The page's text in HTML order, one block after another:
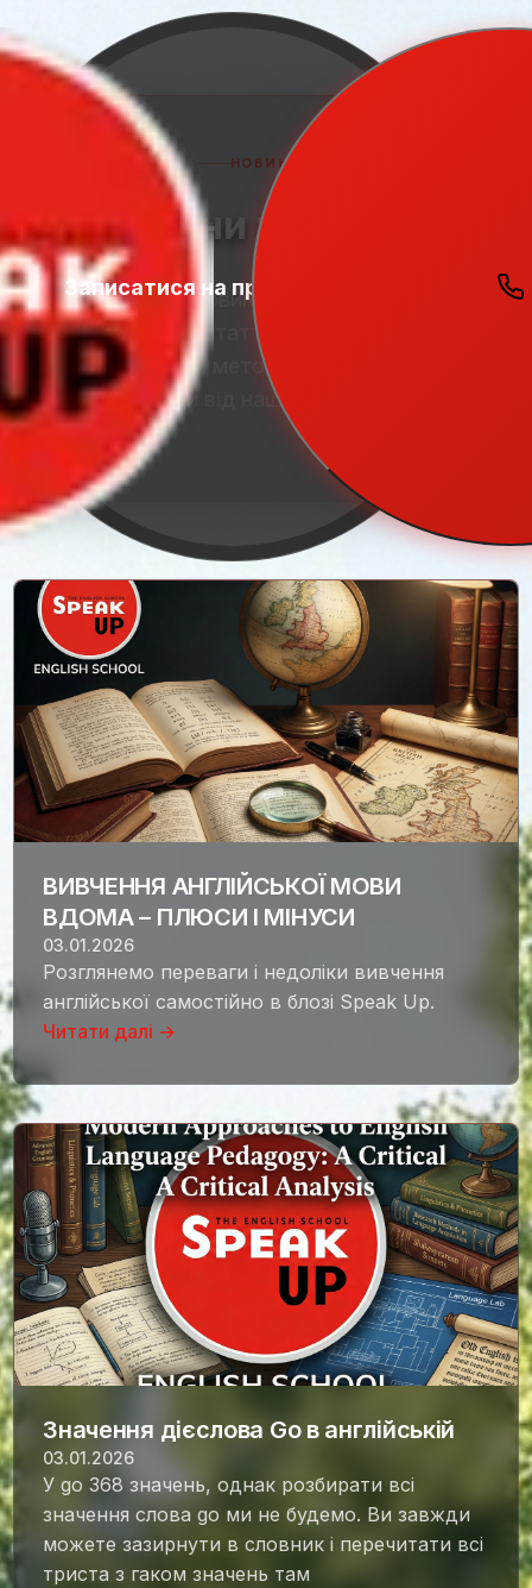
Записатися на пробний урок
Student
Zone
НОВИНИ
Новини та статті
Актуальні новини школи Speak Up,
корисні статті про вивчення
англійської, методики навчання та
поради від наших експертів
ВИВЧЕННЯ АНГЛІЙСЬКОЇ МОВИ
ВДОМА – ПЛЮСИ І МІНУСИ
03.01.2026
Розглянемо переваги і недоліки вивчення
англійської самостійно в блозі Speak Up.
Читати далі →
Значення дієслова Go в англійській
03.01.2026
У go 368 значень, однак розбирати всі
значення слова go ми не будемо. Ви завжди
можете зазирнути в словник і перечитати всі
триста з гаком значень там